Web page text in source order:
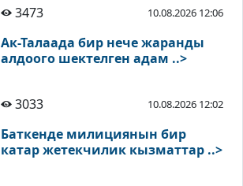
3473
10.08.2026 12:06
Ак-Талаада бир нече жаранды
алдоого шектелген адам ..>
3033 10.08.2026 12:02
Баткенде милициянын бир
катар жетекчилик кызматтар ..>